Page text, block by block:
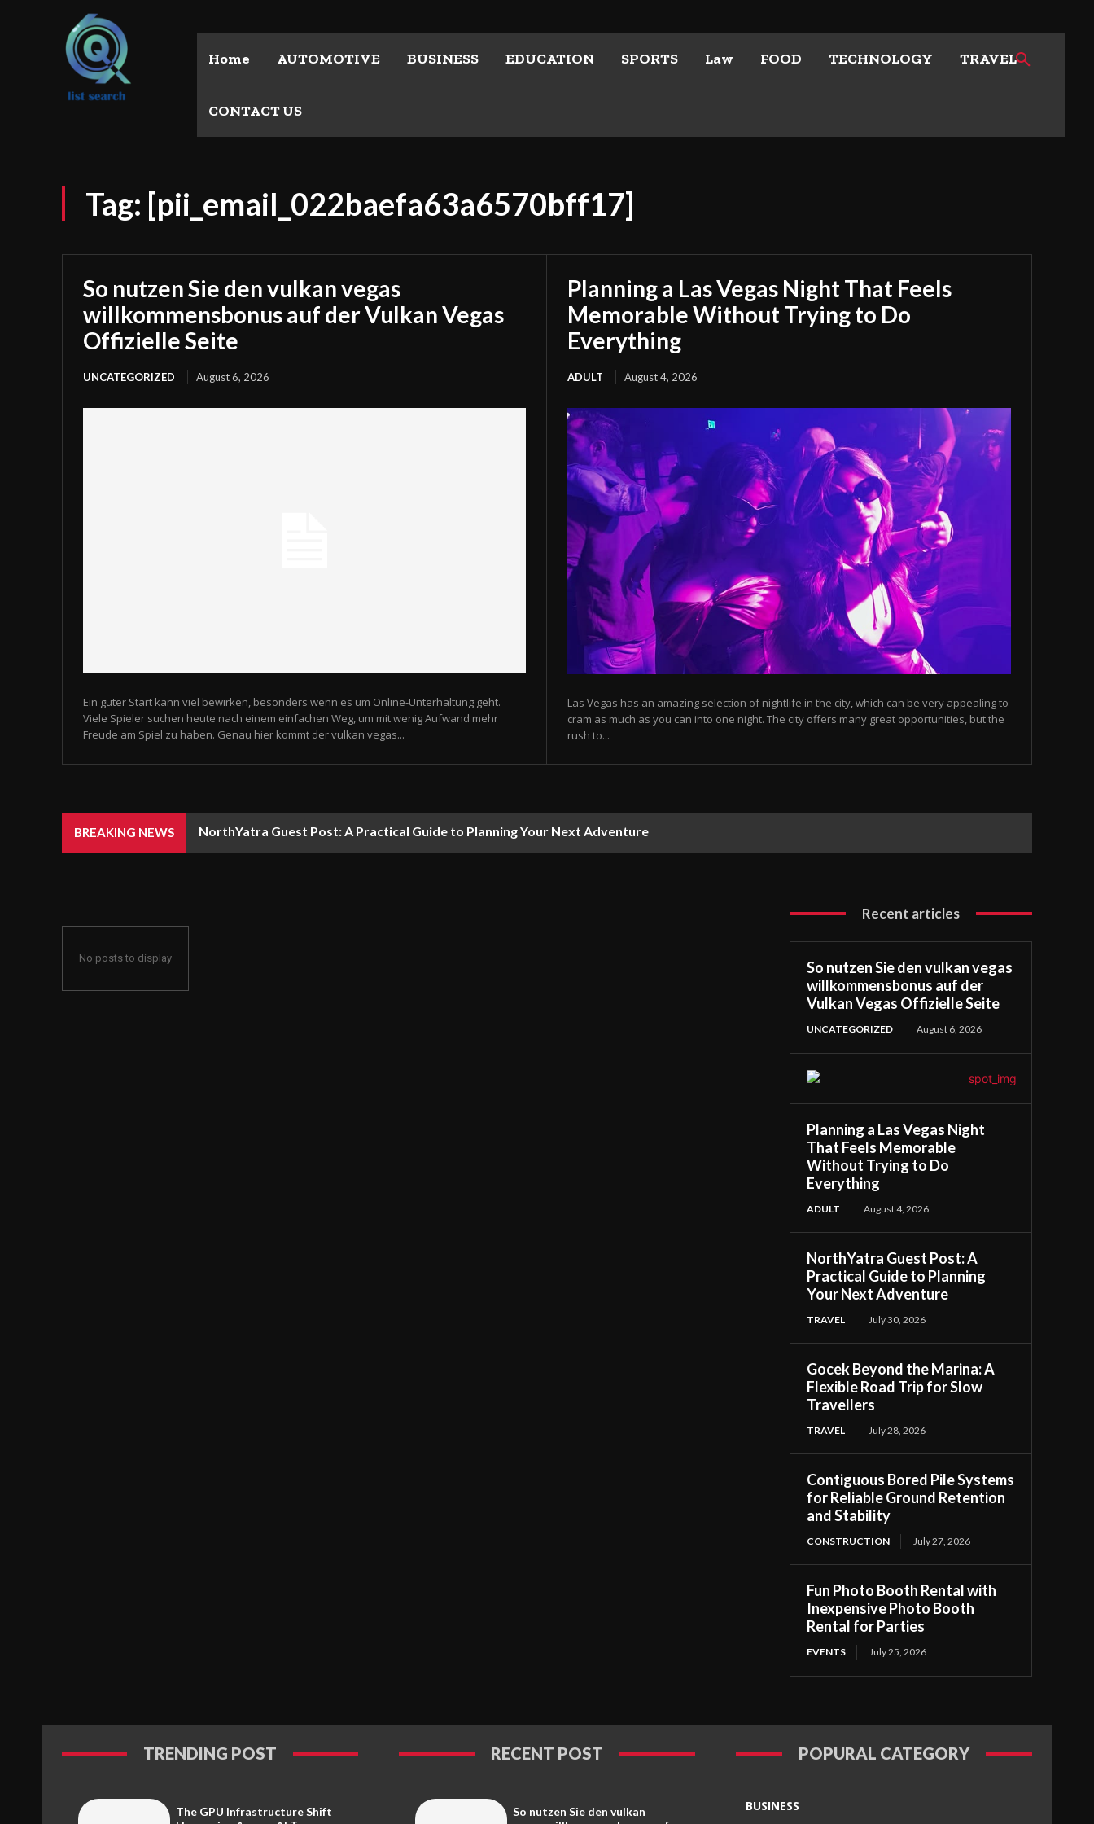
Home AUTOMOTIVE BUSINESS EDUCATION SPORTS Law FOOD TECHNOLOGY TRAVEL
CONTACT US
Tag: [pii_email_022baefa63a6570bff17]
So nutzen Sie den vulkan vegas
willkommensbonus auf der Vulkan Vegas
Offizielle Seite
UNCATEGORIZED August 6, 2026
Ein guter Start kann viel bewirken, besonders wenn es um Online-Unterhaltung geht.
Viele Spieler suchen heute nach einem einfachen Weg, um mit wenig Aufwand mehr
Freude am Spiel zu haben. Genau hier kommt der vulkan vegas...
Planning a Las Vegas Night That Feels
Memorable Without Trying to Do
Everything
ADULT August 4, 2026
Las Vegas has an amazing selection of nightlife in the city, which can be very appealing to
cram as much as you can into one night. The city offers many great opportunities, but the
rush to...
BREAKING NEWS NorthYatra Guest Post: A Practical Guide to Planning Your Next Adventure
No posts to display
Recent articles
So nutzen Sie den vulkan vegas
willkommensbonus auf der
Vulkan Vegas Offizielle Seite
UNCATEGORIZED August 6, 2026
Planning a Las Vegas Night
That Feels Memorable
Without Trying to Do
Everything
ADULT August 4, 2026
NorthYatra Guest Post: A
Practical Guide to Planning
Your Next Adventure
TRAVEL July 30, 2026
Gocek Beyond the Marina: A
Flexible Road Trip for Slow
Travellers
TRAVEL July 28, 2026
Contiguous Bored Pile Systems
for Reliable Ground Retention
and Stability
CONSTRUCTION July 27, 2026
Fun Photo Booth Rental with
Inexpensive Photo Booth
Rental for Parties
EVENTS July 25, 2026
TRENDING POST
The GPU Infrastructure Shift
RECENT POST
So nutzen Sie den vulkan
POPURAL CATEGORY
BUSINESS